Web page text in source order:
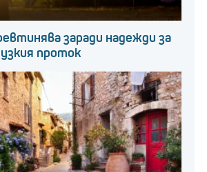
заради надежди за
проток